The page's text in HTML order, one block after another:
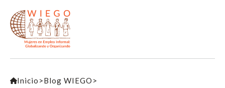
Inicio >Blog WIEGO >